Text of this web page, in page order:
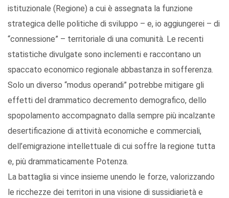
istituzionale (Regione) a cui è assegnata la funzione
strategica delle politiche di sviluppo – e, io aggiungerei – di
“connessione” – territoriale di una comunità. Le recenti
statistiche divulgate sono inclementi e raccontano un
spaccato economico regionale abbastanza in sofferenza.
Solo un diverso “modus operandi” potrebbe mitigare gli
effetti del drammatico decremento demografico, dello
spopolamento accompagnato dalla sempre più incalzante
desertificazione di attività economiche e commerciali,
dell’emigrazione intellettuale di cui soffre la regione tutta
e, più drammaticamente Potenza.
La battaglia si vince insieme unendo le forze, valorizzando
le ricchezze dei territori in una visione di sussidiarietà e